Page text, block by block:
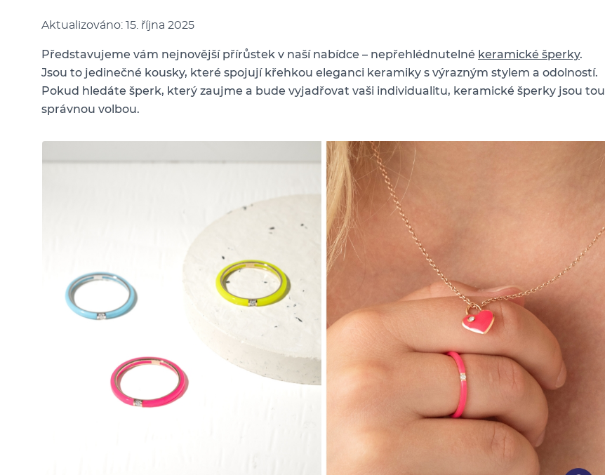
Aktualizováno: 15. října 2025
Představujeme vám nejnovější přírůstek v naší nabídce –⁠ nepřehlédnutelné keramické šperky.
Jsou to jedinečné kousky, které spojují křehkou eleganci keramiky s výrazným stylem a odolností.
Pokud hledáte šperk, který zaujme a bude vyjadřovat vaši individualitu, keramické šperky jsou tou
správnou volbou.